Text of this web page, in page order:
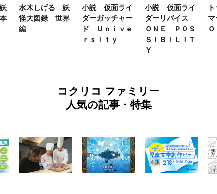
水木しげる 妖
怪大図録 世界
編
小説 仮面ライ
ダーガッチャー
ド Ｕｎｉｖｅ
ｒｓｉｔｙ
小説 仮面ライ
ダーリバイス
ＯＮＥ ＰＯＳ
ＳＩＢＩＬＩＴ
Ｙ
コクリコ ファミリー
人気の記事・特集